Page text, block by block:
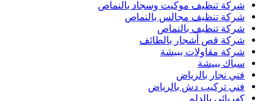
شركة تنظيف موكيت وسجاد بالنماص
شركة تنظيف مجالس بالنماص
شركة تنظيف بالنماص
شركة قص أشجار بالطائف
شركة مقاولات ببيشة
سباك ببيشة
فني نجار بالرياض
فني تركيب دش بالرياض
كهربائى بالدلم